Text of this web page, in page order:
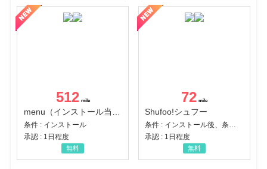
512
条件 : インストール
承認 : 1日程度
無料
72
Shufoo!シュフー
承認 : 1日程度
無料